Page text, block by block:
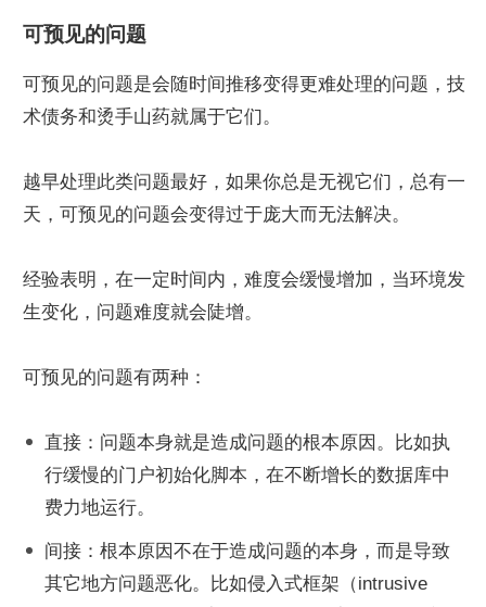
可预见的问题
可预见的问题是会随时间推移变得更难处理的问题，技
术债务和烫手山药就属于它们。
越早处理此类问题最好，如果你总是无视它们，总有一
天，可预见的问题会变得过于庞大而无法解决。
经验表明，在一定时间内，难度会缓慢增加，当环境发
生变化，问题难度就会陡增。
可预见的问题有两种：
直接：问题本身就是造成问题的根本原因。比如执
行缓慢的门户初始化脚本，在不断增长的数据库中
费力地运行。
间接：根本原因不在于造成问题的本身，而是导致
其它地方问题恶化。比如侵入式框架（intrusive